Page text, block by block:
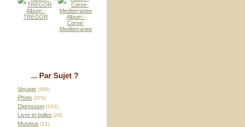
Album -
TREGOR
Album -
Corse-
Mediterranee
... Par Sujet ?
Voyage (390)
Photo (376)
Digression (102)
Livre et bulles (28)
Musique (12)